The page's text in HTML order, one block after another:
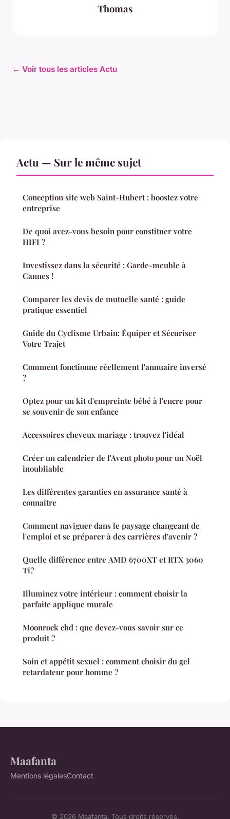
Thomas
← Voir tous les articles Actu
Actu — Sur le même sujet
Conception site web Saint-Hubert : boostez votre
entreprise
De quoi avez-vous besoin pour constituer votre
HIFI ?
Investissez dans la sécurité : Garde-meuble à
Cannes !
Comparer les devis de mutuelle santé : guide
pratique essentiel
Guide du Cyclisme Urbain: Équiper et Sécuriser
Votre Trajet
Comment fonctionne réellement l'annuaire inversé
?
Optez pour un kit d'empreinte bébé à l'encre pour
se souvenir de son enfance
Accessoires cheveux mariage : trouvez l'idéal
Créer un calendrier de l'Avent photo pour un Noël
inoubliable
Les différentes garanties en assurance santé à
connaître
Comment naviguer dans le paysage changeant de
l'emploi et se préparer à des carrières d'avenir ?
Quelle différence entre AMD 6700XT et RTX 3060
Ti?
Illuminez votre intérieur : comment choisir la
parfaite applique murale
Moonrock cbd : que devez-vous savoir sur ce
produit ?
Soin et appétit sexuel : comment choisir du gel
retardateur pour homme ?
Maafanta
Mentions légalesContact
© 2026 Maafanta. Tous droits réservés.